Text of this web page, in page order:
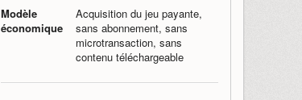
Modèle
économique
Acquisition du jeu payante,
sans abonnement, sans
microtransaction, sans
contenu téléchargeable